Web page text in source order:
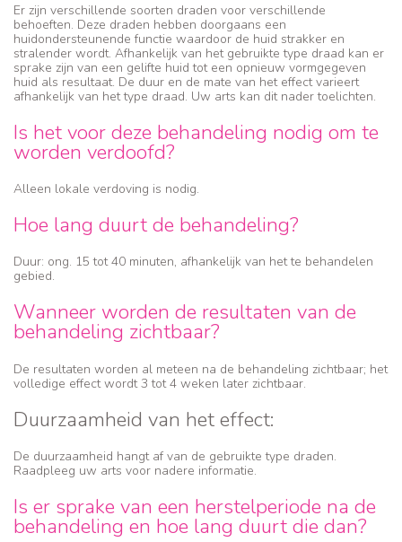
Er zijn verschillende soorten draden voor verschillende
behoeften. Deze draden hebben doorgaans een
huidondersteunende functie waardoor de huid strakker en
stralender wordt. Afhankelijk van het gebruikte type draad kan er
sprake zijn van een gelifte huid tot een opnieuw vormgegeven
huid als resultaat. De duur en de mate van het effect varieert
afhankelijk van het type draad. Uw arts kan dit nader toelichten.
Is het voor deze behandeling nodig om te
worden verdoofd?
Alleen lokale verdoving is nodig.
Hoe lang duurt de behandeling?
Duur: ong. 15 tot 40 minuten, afhankelijk van het te behandelen
gebied.
Wanneer worden de resultaten van de
behandeling zichtbaar?
De resultaten worden al meteen na de behandeling zichtbaar; het
volledige effect wordt 3 tot 4 weken later zichtbaar.
Duurzaamheid van het effect:
De duurzaamheid hangt af van de gebruikte type draden.
Raadpleeg uw arts voor nadere informatie.
Is er sprake van een herstelperiode na de
behandeling en hoe lang duurt die dan?